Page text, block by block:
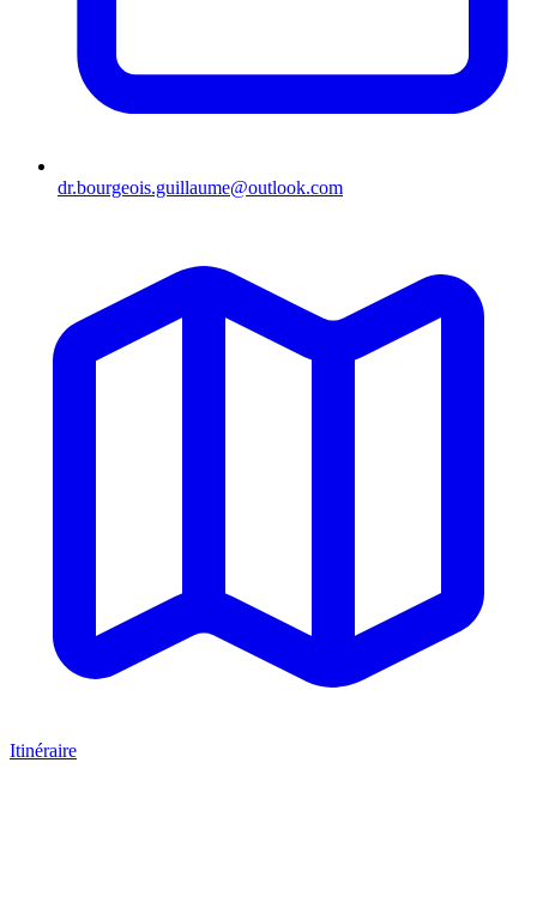
dr.bourgeois.guillaume@outlook.com
Itinéraire